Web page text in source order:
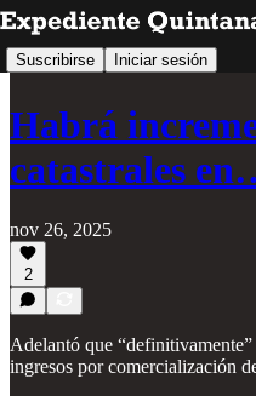
Suscribirse Iniciar sesión
Habrá
catastrales
nov 26, 2025
2
Adelantó que
ingresos por comercialización